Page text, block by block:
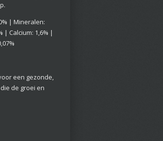
| Mineralen:
| Calcium: 1,6% |
een gezonde,
de groei en